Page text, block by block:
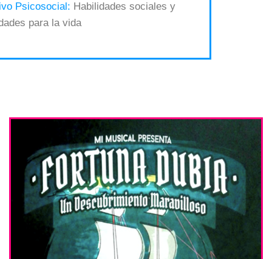
Psicosocial: Habilidades sociales y
para la vida